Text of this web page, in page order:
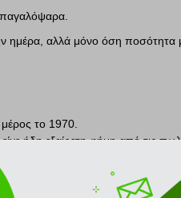
ημέρα, αλλά μόνο όση ποσότητα
το 1970.
ήδη εξαίρετη φήμη από τις
την διαδικασία
υψηλής ποιότητας προϊόντα
παραγωγούς του χώρου